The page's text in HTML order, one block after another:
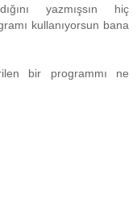
yazmışsın hiç
kullanıyorsun bana
bir programmı ne